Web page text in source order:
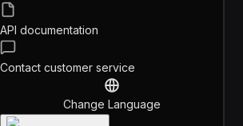
API documentation
Contact customer service
Change Language